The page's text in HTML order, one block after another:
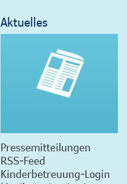
Aktuelles
Pressemitteilungen
RSS-Feed
Kinderbetreuung-Login